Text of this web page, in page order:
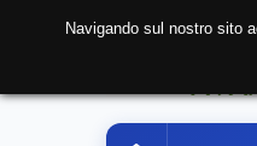
Navigando sul nostro sito